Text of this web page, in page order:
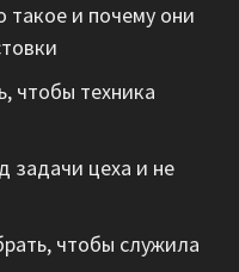
и почему они
чтобы техника
задачи цеха и не
чтобы служила